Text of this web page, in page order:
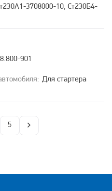
3708000-10, Ст230Б4-
901
Для стартера
5